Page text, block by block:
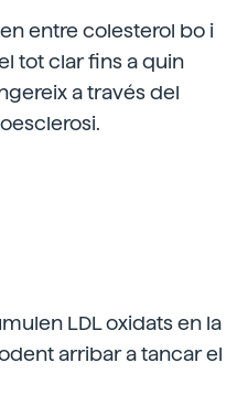
entre colesterol bo i
tot clar fins a quin
a través del
LDL oxidats en la
arribar a tancar el